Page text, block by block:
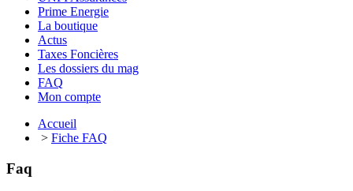
Prime Energie
La boutique
Actus
Taxes Foncières
Les dossiers du mag
FAQ
Mon compte
Accueil
> Fiche FAQ
Faq